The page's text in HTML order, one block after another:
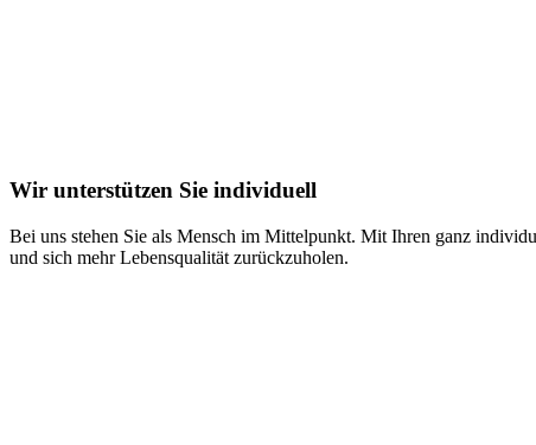
Wir unterstützen Sie individuell
Bei uns stehen Sie als Mensch im Mittelpunkt. Mit Ihren ganz
und sich mehr Lebensqualität zurückzuholen.